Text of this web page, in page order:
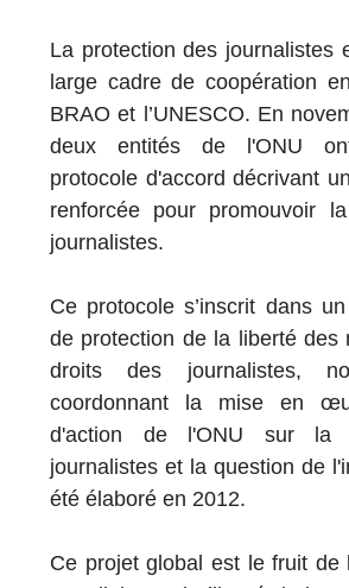
La protection des journalistes
large cadre de coopération
BRAO et l’UNESCO. En
deux entités de l'ONU
protocole d'accord décrivant
renforcée pour promouvoir
journalistes.
Ce protocole s’inscrit dans
de protection de la liberté des
droits des journalistes,
coordonnant la mise en
d'action de l'ONU sur la
journalistes et la question de
été élaboré en 2012.
Ce projet global est le fruit de